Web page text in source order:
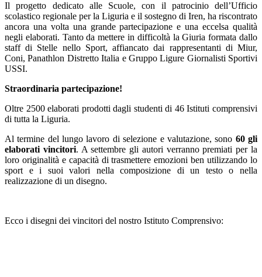
Il progetto dedicato alle Scuole, con il patrocinio dell’Ufficio
scolastico regionale per la Liguria e il sostegno di Iren, ha riscontrato
ancora una volta una grande partecipazione e una eccelsa qualità
negli elaborati. Tanto da mettere in difficoltà la Giuria formata dallo
staff di Stelle nello Sport, affiancato dai rappresentanti di Miur,
Coni, Panathlon Distretto Italia e Gruppo Ligure Giornalisti Sportivi
USSI.
Straordinaria partecipazione!
Oltre 2500 elaborati prodotti dagli studenti di 46 Istituti comprensivi
di tutta la Liguria.
Al termine del lungo lavoro di selezione e valutazione, sono 60 gli
elaborati vincitori. A settembre gli autori verranno premiati per la
loro originalità e capacità di trasmettere emozioni ben utilizzando lo
sport e i suoi valori nella composizione di un testo o nella
realizzazione di un disegno.
Ecco i disegni dei vincitori del nostro Istituto Comprensivo: